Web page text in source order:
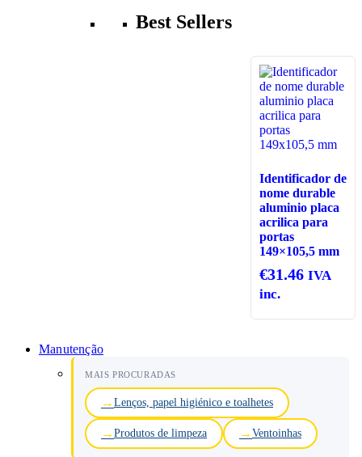
Best Sellers
Identificador de
nome durable
aluminio placa
acrilica para
portas
149×105,5 mm
€31.46 IVA
inc.
Manutenção
MAIS PROCURADAS
Lenços, papel higiénico e toalhetes
Produtos de limpeza Ventoinhas